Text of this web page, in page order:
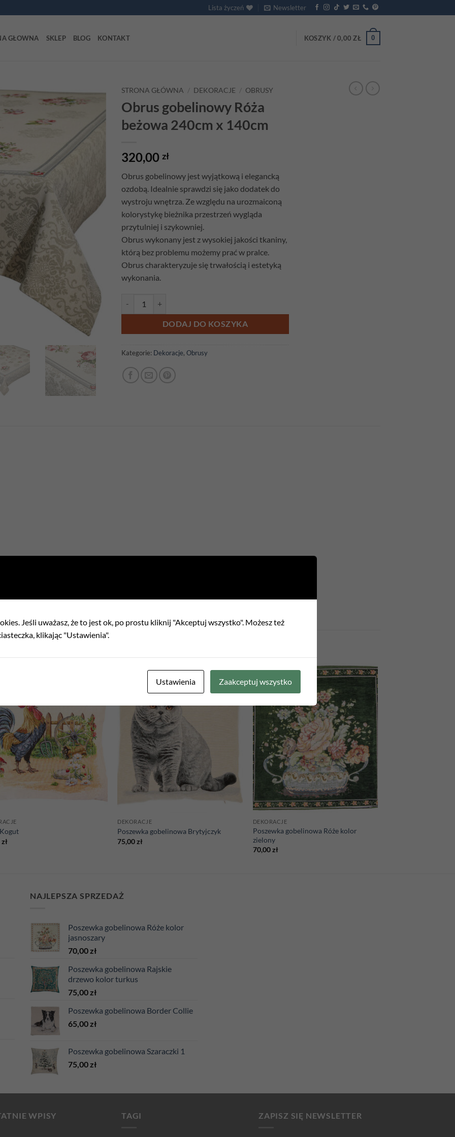
Lista życzeń Newsletter
GŁOWNA SKLEP BLOG KONTAKT KOSZYK /0,00 ZŁ 0
wishlist
STRONA GŁÓWNA / DEKORACJE / OBRUSY
Obrus gobelinowy Róża
beżowa 240cm x 140cm
320,00 zł
Obrus gobelinowy jest wyjątkową i elegancką
ozdobą. Idealnie sprawdzi się jako dodatek do
wystroju wnętrza. Ze względu na urozmaiconą
kolorystykę bieżnika przestrzeń wygląda
przytulniej i szykowniej.
Obrus wykonany jest z wysokiej jakości tkaniny,
którą bez problemu możemy prać w pralce.
Obrus charakteryzuje się trwałością i estetyką
wykonania.
DODAJ DO KOSZYKA
Kategorie: Dekoracje, Obrusy
zł
DEKORACJE
Poszewka gobelinowa Brytyjczyk
75,00zł
wishlist
DEKORACJE
Poszewka gobelinowa Róże kolor
zielony
70,00zł
NAJLEPSZA SPRZEDAŻ
Poszewka gobelinowa Róże kolor
jasnoszary
70,00 zł
Poszewka gobelinowa Rajskie
drzewo kolor turkus
75,00 zł
Poszewka gobelinowa Border Collie
65,00 zł
Poszewka gobelinowa Szaraczki 1
75,00 zł
WPISY TAGI ZAPISZ SIĘ NEWSLETTER
Jeśli uważasz, że to jest ok, po prostu kliknij "Akceptuj wszystko". Możesz też
klikając "Ustawienia".
Ustawienia Zaakceptuj wszystko